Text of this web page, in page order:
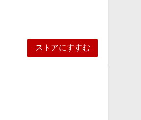
ストアにすすむ